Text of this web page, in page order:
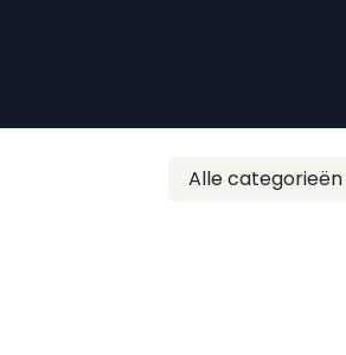
Alle categorieën